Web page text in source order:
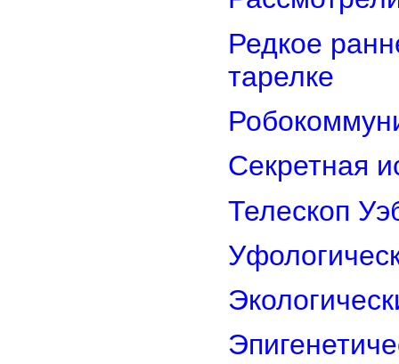
Редкое
тарелке
Секретная
Телескоп